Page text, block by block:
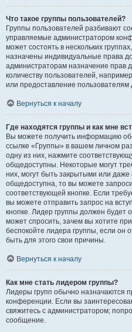
Что такое группы пользователей?
Группы пользователей разбивают
управляемые администратором
может состоять в нескольких
назначены индивидуальные права
администраторам назначение прав
количеству пользователей,
или предоставление
Вернуться к началу
Где находятся группы и как мне
Вы можете получить информацию
ссылке «Группы» в вашем личном
одну из них, нажмите
общедоступны. Некоторые могут
них, могут быть закрытыми или
общедоступна, то вы можете
соответствующей кнопке. Если
вы можете отправить запрос на
кнопке. Лидер группы должен будет
может спросить, зачем вы хотите
беспокойте лидера группы, если он
быть для этого свои причины.
Вернуться к началу
Как мне стать лидером группы?
Лидеры групп обычно назначаются
конференции. Если вы
свяжитесь с администратором;
сообщение.